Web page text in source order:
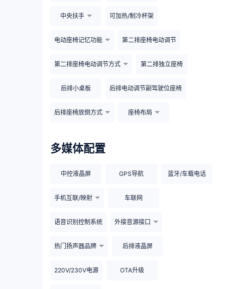
中央扶手 可加热/制冷杯架
电动座椅记忆功能 第二排座椅电动调节
第二排座椅电动调节方式 第二排独立座椅
后排小桌板 后排电动调节副驾驶位座椅
后排座椅放倒方式 座椅布局
多媒体配置
中控液晶屏 GPS导航 蓝牙/车载电话
手机互联/映射 车联网
语音识别控制系统 外接音源接口
热门扬声器品牌 后排液晶屏
220V/230V电源 OTA升级